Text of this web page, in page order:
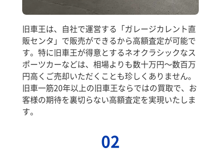
旧車王は、自社で運営する「ガレージカレント直
販センタ」で販売ができるから高額査定が可能で
す。特に旧車王が得意とするネオクラシックなス
ポーツカーなどは、相場よりも数十万円～数百万
円高くご売却いただくことも珍しくありません。
旧車一筋20年以上の旧車王ならではの買取で、お
客様の期待を裏切らない高額査定を実現いたしま
す。
02